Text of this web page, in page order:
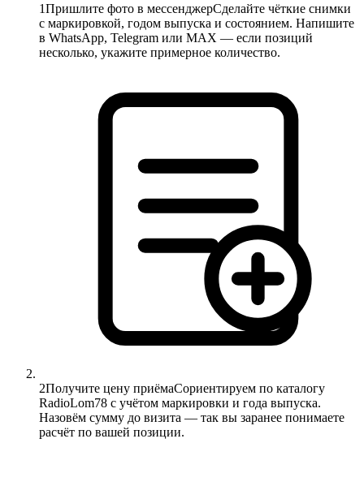
1Пришлите фото в мессенджерСделайте чёткие снимки
с маркировкой, годом выпуска и состоянием. Напишите
в WhatsApp, Telegram или MAX — если позиций
несколько, укажите примерное количество.
2Получите цену приёмаСориентируем по каталогу
RadioLom78 с учётом маркировки и года выпуска.
Назовём сумму до визита — так вы заранее понимаете
расчёт по вашей позиции.